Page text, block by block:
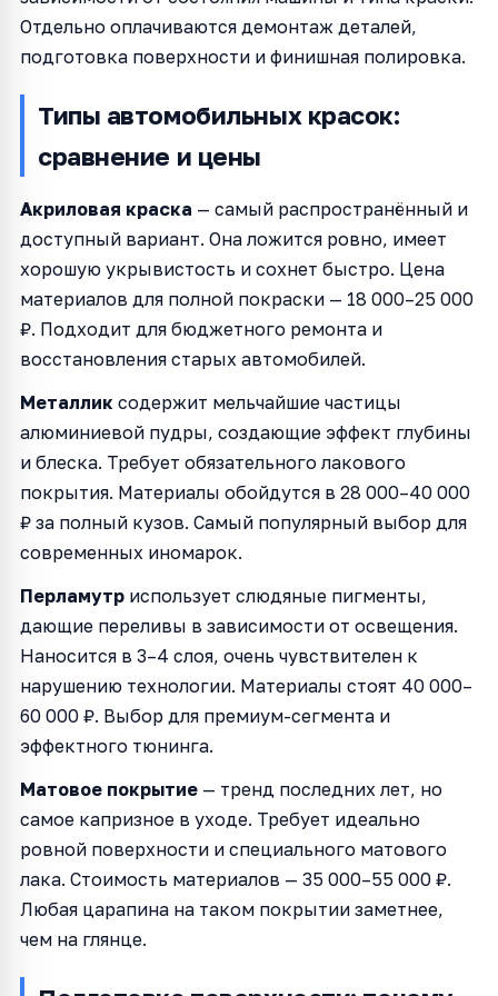
Отдельно оплачиваются демонтаж деталей,
подготовка поверхности и финишная полировка.
Типы автомобильных красок:
сравнение и цены
Акриловая краска — самый распространённый и
доступный вариант. Она ложится ровно, имеет
хорошую укрывистость и сохнет быстро. Цена
материалов для полной покраски — 18 000–25 000
₽. Подходит для бюджетного ремонта и
восстановления старых автомобилей.
Металлик содержит мельчайшие частицы
алюминиевой пудры, создающие эффект глубины
и блеска. Требует обязательного лакового
покрытия. Материалы обойдутся в 28 000–40 000
₽ за полный кузов. Самый популярный выбор для
современных иномарок.
Перламутр использует слюдяные пигменты,
дающие переливы в зависимости от освещения.
Наносится в 3–4 слоя, очень чувствителен к
нарушению технологии. Материалы стоят 40 000–
60 000 ₽. Выбор для премиум-сегмента и
эффектного тюнинга.
Матовое покрытие — тренд последних лет, но
самое капризное в уходе. Требует идеально
ровной поверхности и специального матового
лака. Стоимость материалов — 35 000–55 000 ₽.
Любая царапина на таком покрытии заметнее,
чем на глянце.